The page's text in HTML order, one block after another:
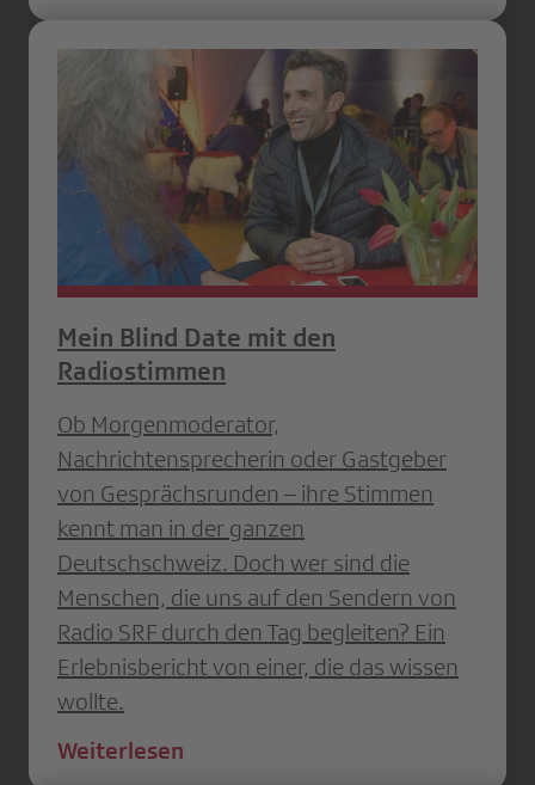
Mein Blind Date mit den
Radiostimmen
Ob Morgenmoderator,
Nachrichtensprecherin oder Gastgeber
von Gesprächsrunden – ihre Stimmen
kennt man in der ganzen
Deutschschweiz. Doch wer sind die
Menschen, die uns auf den Sendern von
Radio SRF durch den Tag begleiten? Ein
Erlebnisbericht von einer, die das wissen
wollte.
Weiterlesen